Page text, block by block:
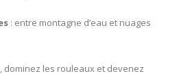
: entre montagne d’eau et nuages
dominez les rouleaux et devenez